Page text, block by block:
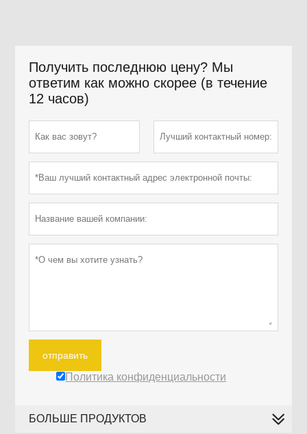
Получить последнюю цену? Мы
ответим как можно скорее (в течение
12 часов)
отправить
Политика конфиденциальности
БОЛЬШЕ ПРОДУКТОВ